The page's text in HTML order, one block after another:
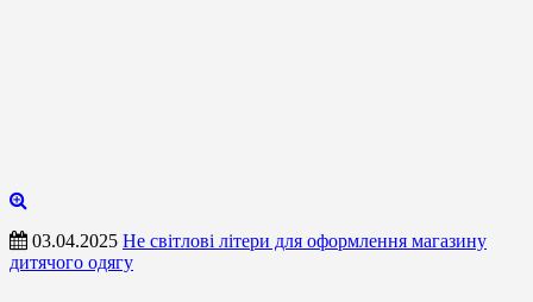
03.04.2025 Не світлові літери для оформлення магазину
дитячого одягу